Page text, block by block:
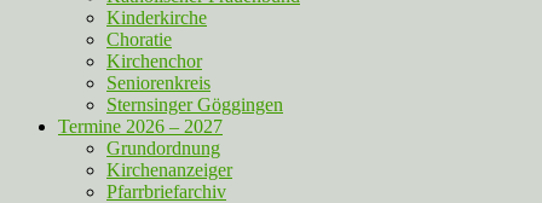
Kinderkirche
Choratie
Kirchenchor
Seniorenkreis
Sternsinger Göggingen
Termine 2026 – 2027
Grundordnung
Kirchenanzeiger
Pfarrbriefarchiv